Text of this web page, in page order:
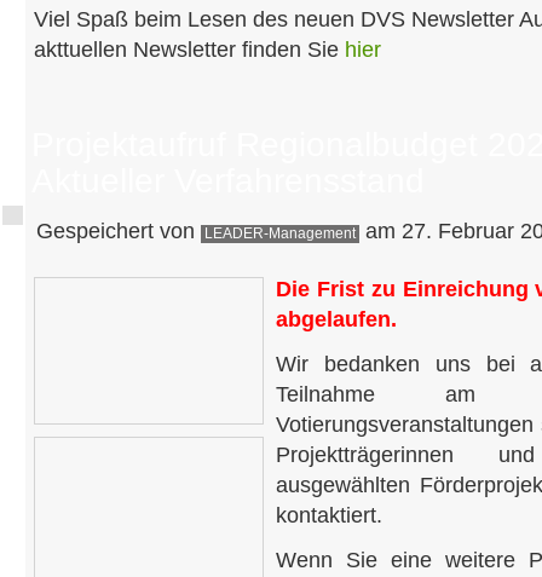
Viel Spaß beim Lesen des neuen DVS Newsletter
akttuellen Newsletter finden Sie hier
Gespeichert von LEADER-Management am 27. Februar
Die Frist zu Einreichung
abgelaufen.
Wir bedanken uns bei
Teilnahme am
Projektträgerinnen
ausgewählten
kontaktiert.
Wenn Sie eine weitere